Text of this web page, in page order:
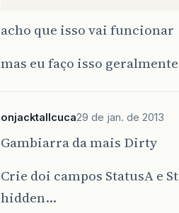
acho que isso vai funcionar
mas eu faço isso
onjacktallcuca29 de jan. de 2013
Gambiarra da mais Dirty
Crie doi campos StatusA e
hidden…